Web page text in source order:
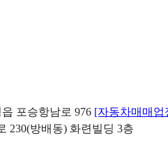
포승항남로 976 [자동차매매업
230(방배동) 화련빌딩 3층